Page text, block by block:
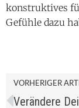
konstruktives
Gefühle dazu
VORHERIGER
Verändere